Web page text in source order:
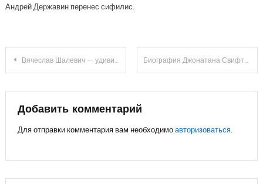
Андрей Державин перенес сифилис.
Навигация
по
записям
Вячеслав Шалевич — удивительная биография самого талантливого артиста XXI века Биография Джонатана Свифта — жизнь и творчество выдающегося писателя и политического деятеля в истории Великобритании
Добавить комментарий
Для отправки комментария вам необходимоавторизоваться.